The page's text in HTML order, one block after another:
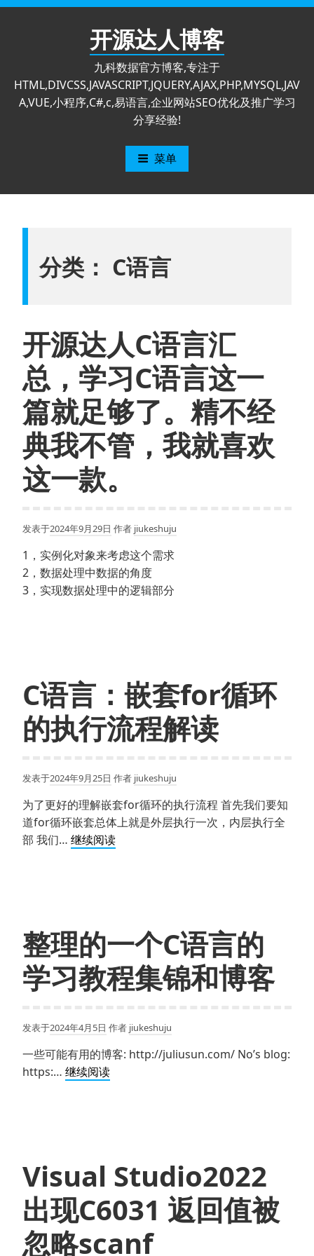
跳
开源达人博客
九科数据官方博客,专注于
HTML,DIVCSS,JAVASCRIPT,JQUERY,AJAX,PHP,MYSQL,JAV
A,VUE,小程序,C#,c,易语言,企业网站SEO优化及推广学习
分享经验!
菜单
分类： C语言
开源达人C语言汇
总，学习C语言这一
篇就足够了。精不经
典我不管，我就喜欢
这一款。
发表于2024年9月29日 作者 jiukeshuju
1，实例化对象来考虑这个需求
2，数据处理中数据的角度
3，实现数据处理中的逻辑部分
C语言：嵌套for循环
的执行流程解读
发表于2024年9月25日 作者 jiukeshuju
为了更好的理解嵌套for循环的执行流程 首先我们要知
道for循环嵌套总体上就是外层执行一次，内层执行全
部 我们… 继续阅读C
循
的
执
流
程
整理的一个C语言的
学习教程集锦和博客
发表于2024年4月5日 作者 jiukeshuju
一些可能有用的博客: http://juliusun.com/ No’s blog:
https:… 继续阅读整
语
的
习
Visual Studio2022
出现C6031 返回值被
忽略scanf